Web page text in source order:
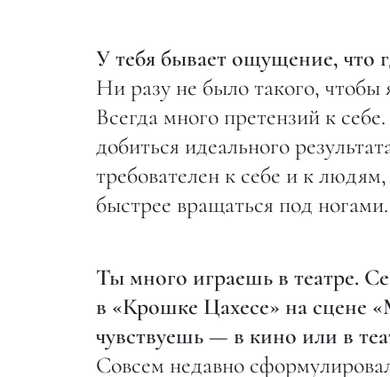
У тебя бывает ощущение, что
Ни разу не было такого, чтобы
Всегда много претензий к
добиться идеального
требователен к себе и к
быстрее вращаться под ногами.
Ты много играешь в театре.
в «Крошке Цахесе» на сцене
чувствуешь — в кино или в
Совсем недавно